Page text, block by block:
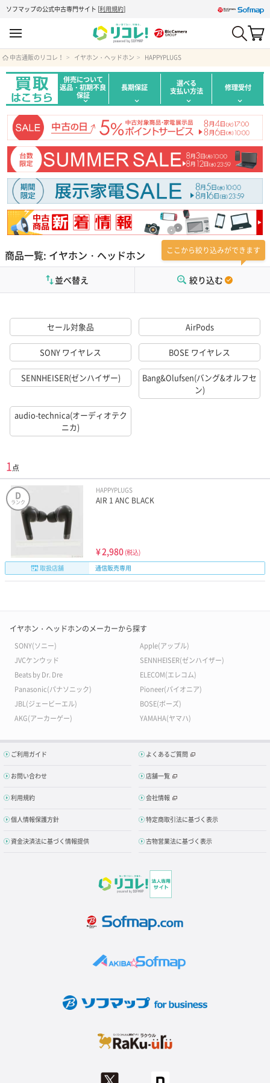
ソフマップの公式中古専門サイト [利用規約]
中古通販のリコレ！ イヤホン・ヘッドホン HAPPYPLUGS
併売について
返品・初期不良
保証
長期保証 選べる
支払い方法 修理受付
商品一覧: イヤホン・ヘッドホン ここから絞り込みができます
絞り込む
並べ替え
セール対象品 AirPods
SONY ワイヤレス BOSE ワイヤレス
SENNHEISER(ゼンハイザー)
Bang&Olufsen(バング&オルフセ
ン)
audio-technica(オーディオテク
ニカ)
1点
D
ランク
HAPPYPLUGS
AIR 1 ANC BLACK
¥2,980 (税込)
取扱店舗
通信販売専用
イヤホン・ヘッドホンのメーカーから探す
SONY(ソニー)
Apple(アップル)
JVCケンウッド
SENNHEISER(ゼンハイザー)
Beats by Dr. Dre
ELECOM(エレコム)
Panasonic(パナソニック)
Pioneer(パイオニア)
JBL(ジェービーエル)
BOSE(ボーズ)
AKG(アーカーゲー)
YAMAHA(ヤマハ)
ご利用ガイド よくあるご質問
お問い合わせ 店舗一覧
利用規約 会社情報
個人情報保護方針 特定商取引法に基づく表示
資金決済法に基づく情報提供 古物営業法に基づく表示